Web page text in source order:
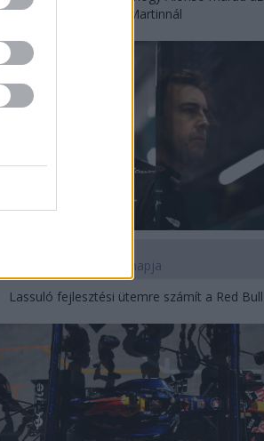
Aston Martinnál
3 napja
Lassuló fejlesztési ütemre számít a Red Bull